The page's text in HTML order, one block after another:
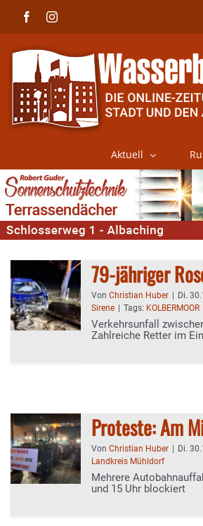
FacebookInstagram
Aktuell
79-jähriger
Von Christian Huber Di.
Sirene
Tags: KOLBERMOOR
Verkehrsunfall
Zahlreiche Retter im
Proteste: Am
Von Christian Huber Di.
Landkreis Mühldorf
Mehrere
und 15 Uhr blockiert